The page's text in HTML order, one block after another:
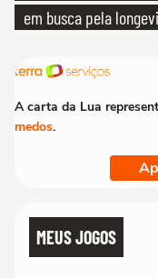
em busca pela
A carta da Lua
medos.
MEUS JOGOS